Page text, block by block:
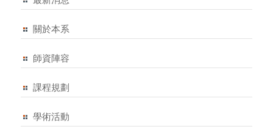
關於本系
師資陣容
課程規劃
學術活動